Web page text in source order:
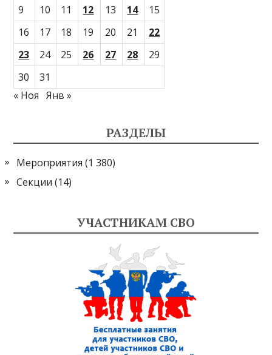
9 10 11 12 13 14
15
16
17 18 19 20 21
22
23
24 25 26 27 28
29
30
31
« Ноя
Янв »
РАЗДЕЛЫ
Мероприятия (1 380)
Секции (14)
УЧАСТНИКАМ СВО